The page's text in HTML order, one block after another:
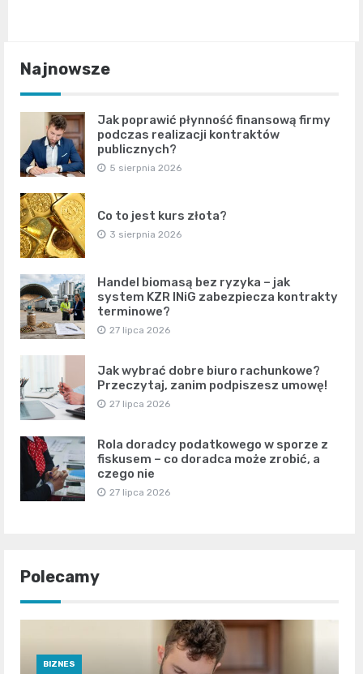
Najnowsze
Jak poprawić płynność finansową firmy
podczas realizacji kontraktów
publicznych?
5 sierpnia 2026
Co to jest kurs złota?
3 sierpnia 2026
Handel biomasą bez ryzyka – jak
system KZR INiG zabezpiecza kontrakty
terminowe?
27 lipca 2026
Jak wybrać dobre biuro rachunkowe?
Przeczytaj, zanim podpiszesz umowę!
27 lipca 2026
Rola doradcy podatkowego w sporze z
fiskusem – co doradca może zrobić, a
czego nie
27 lipca 2026
Polecamy
BIZNES